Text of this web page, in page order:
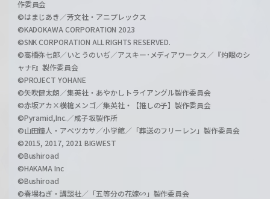
作委員会
©はまじあき／芳文社・アニプレックス
©KADOKAWA CORPORATION 2023
©SNK CORPORATION ALL RIGHTS RESERVED.
©高橋弥七郎／いとうのいぢ／アスキー･メディアワークス／『灼眼のシ
ャナF』製作委員会
©PROJECT YOHANE
©矢吹健太朗／集英社・あやかしトライアングル製作委員会
©赤坂アカ×横槍メンゴ／集英社・【推しの子】製作委員会
©Pyramid,Inc.／成子坂製作所
©山田鐘人・アベツカサ／小学館／「葬送のフリーレン」製作委員会
©2015, 2017, 2021 BIGWEST
©Bushiroad
©HAKAMA Inc
©Bushiroad
©春場ねぎ・講談社／「五等分の花嫁∽」製作委員会